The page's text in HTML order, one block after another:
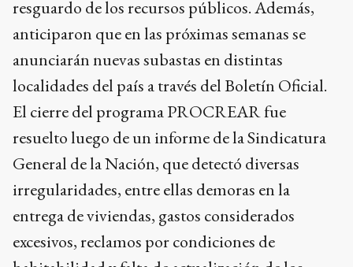
resguardo de los recursos públicos. Además,
anticiparon que en las próximas semanas se
anunciarán nuevas subastas en distintas
localidades del país a través del Boletín Oficial.
El cierre del programa PROCREAR fue
resuelto luego de un informe de la Sindicatura
General de la Nación, que detectó diversas
irregularidades, entre ellas demoras en la
entrega de viviendas, gastos considerados
excesivos, reclamos por condiciones de